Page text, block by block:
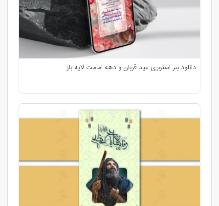
دانلود بنر استوری عید قربان و دهه امامت لایه باز